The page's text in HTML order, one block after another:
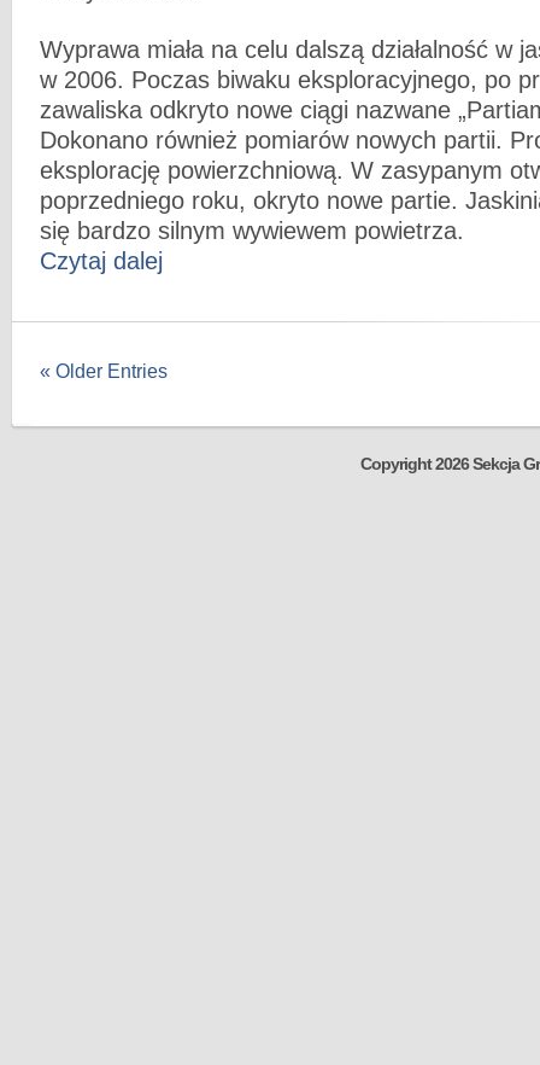
Wyprawa miała na celu dalszą działalność w
w 2006. Poczas biwaku eksploracyjnego, po
zawaliska odkryto nowe ciągi nazwane
Dokonano również pomiarów nowych partii.
eksplorację powierzchniową. W zasypanym
poprzedniego roku, okryto nowe partie.
się bardzo silnym wywiewem powietrza.
Czytaj dalej
« Older Entries
Copyright 2026 Sekcja